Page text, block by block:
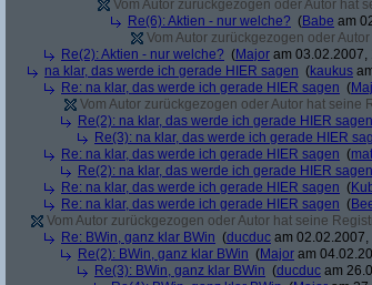
Vom Autor zurückgezogen oder Autor hat
Re(6): Aktien - nur welche? (Babe am
Vom Autor zurückgezogen oder
Re(2): Aktien - nur welche? (Major am 03.02.2007,
na klar, das werde ich gerade HIER sagen (kaukus
Re: na klar, das werde ich gerade HIER sagen (
Vom Autor zurückgezogen oder Autor hat seine
Re(2): na klar, das werde ich gerade HIER sagen
Re(3): na klar, das werde ich gerade HIER
Re: na klar, das werde ich gerade HIER sagen (
Re(2): na klar, das werde ich gerade HIER sagen
Re: na klar, das werde ich gerade HIER sagen (
Re: na klar, das werde ich gerade HIER sagen (
Vom Autor zurückgezogen oder Autor hat seine
Re: BWin, ganz klar BWin (ducduc am 02.02.2007,
Re(2): BWin, ganz klar BWin (Major am
Re(3): BWin, ganz klar BWin (ducduc am